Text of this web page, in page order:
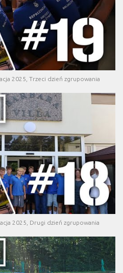
2025, Trzeci dzień zgrupowania
2025, Drugi dzień zgrupowania